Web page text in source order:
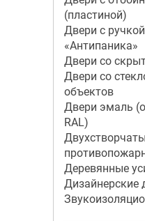
(пластиной)
Двери с
«Антипаника»
Двери со
Двери со
объектов
Двери эмаль
RAL)
Деревянные
Дизайнерские